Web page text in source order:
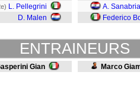
L. Pellegrini
D. Malen
A. Sanabria
Federico
ENTRAINEURS
Gian Marco